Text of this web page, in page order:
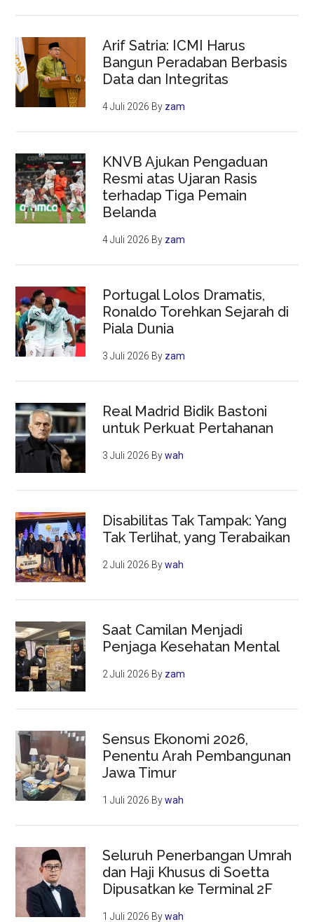
Arif Satria: ICMI Harus
Bangun Peradaban Berbasis
Data dan Integritas
4 Juli 2026 By zam
KNVB Ajukan Pengaduan
Resmi atas Ujaran Rasis
terhadap Tiga Pemain
Belanda
4 Juli 2026 By zam
Portugal Lolos Dramatis,
Ronaldo Torehkan Sejarah di
Piala Dunia
3 Juli 2026 By zam
Real Madrid Bidik Bastoni
untuk Perkuat Pertahanan
3 Juli 2026 Bywah
Disabilitas Tak Tampak: Yang
Tak Terlihat, yang Terabaikan
2 Juli 2026 Bywah
Saat Camilan Menjadi
Penjaga Kesehatan Mental
2 Juli 2026 By zam
Sensus Ekonomi 2026,
Penentu Arah Pembangunan
Jawa Timur
1 Juli 2026 Bywah
Seluruh Penerbangan Umrah
dan Haji Khusus di Soetta
Dipusatkan ke Terminal 2F
1 Juli 2026 Bywah